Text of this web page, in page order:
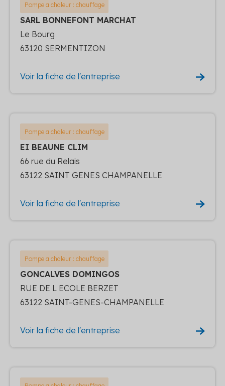
Pompe a chaleur : chauffage
SARL BONNEFONT MARCHAT
Le Bourg
63120 SERMENTIZON
Voir la fiche de l'entreprise
Pompe a chaleur : chauffage
EI BEAUNE CLIM
66 rue du Relais
63122 SAINT GENES CHAMPANELLE
Voir la fiche de l'entreprise
Pompe a chaleur : chauffage
GONCALVES DOMINGOS
RUE DE L ECOLE BERZET
63122 SAINT-GENES-CHAMPANELLE
Voir la fiche de l'entreprise